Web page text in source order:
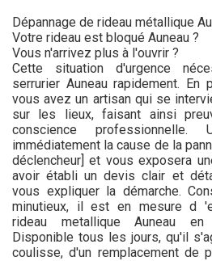
Dépannage de rideau métallique
Votre rideau est bloqué Auneau ?
Vous n'arrivez plus à l'ouvrir ?
Cette situation d'urgence
serrurier Auneau rapidement. En
vous avez un artisan qui se
sur les lieux, faisant ainsi
conscience professionnelle.
immédiatement la cause de la
déclencheur] et vous exposera
avoir établi un devis clair et
vous expliquer la démarche.
minutieux, il est en mesure d
rideau metallique Auneau en
Disponible tous les jours, qu'il
coulisse, d'un remplacement de